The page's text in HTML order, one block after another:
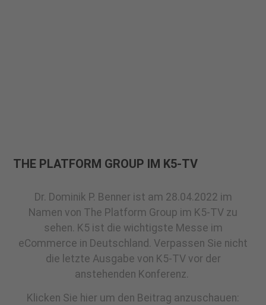
THE PLATFORM GROUP IM K5-TV
Dr. Dominik P. Benner ist am 28.04.2022 im
Namen von The Platform Group im K5-TV zu
sehen. K5 ist die wichtigste Messe im
eCommerce in Deutschland. Verpassen Sie nicht
die letzte Ausgabe von K5-TV vor der
anstehenden Konferenz.
Klicken Sie hier um den Beitrag anzuschauen: